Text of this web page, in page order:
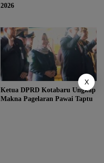
2026
Ketua DPRD Kotabaru Ungkap
Makna Pagelaran Pawai Taptu
X